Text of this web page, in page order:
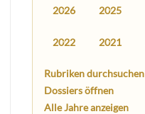
2026 2025
2022 2021
Rubriken durchsuchen
Dossiers öffnen
Alle Jahre anzeigen